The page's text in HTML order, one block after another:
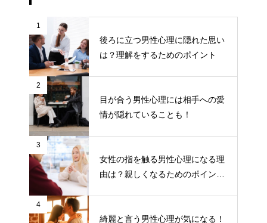
1
後ろに立つ男性心理に隠れた思い
は？理解をするためのポイント
2
目が合う男性心理には相手への愛
情が隠れていることも！
3
女性の指を触る男性心理になる理
由は？親しくなるためのポイント
4
綺麗と言う男性心理が気になる！